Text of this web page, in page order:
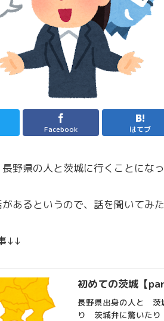
Facebook はてブ
野県の人と茨城に行くことになっ
あるというので、話を聞いてみ
↓↓
初めての茨城【
長野県出身の人と 茨
り 茨城弁に驚いたり